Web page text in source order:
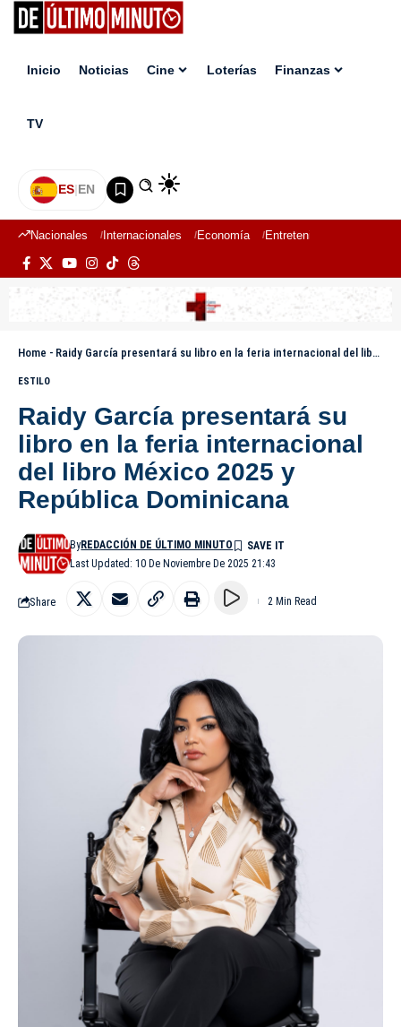
Inicio Noticias Cine Loterías Finanzas
TV
ES|EN
Nacionales Internacionales Economía Entretenimiento
Home - Raidy García presentará su libro en la feria internacional del libro México 2025 y República Dominicana
ESTILO
Raidy García presentará su
libro en la feria internacional
del libro México 2025 y
República Dominicana
Last Updated: 10 De Noviembre De 2025 21:43
ByREDACCIÓN DE ÚLTIMO MINUTO
Share 2 Min Read